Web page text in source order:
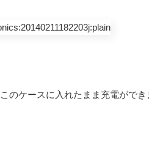
のケースに入れたまま充電ができ